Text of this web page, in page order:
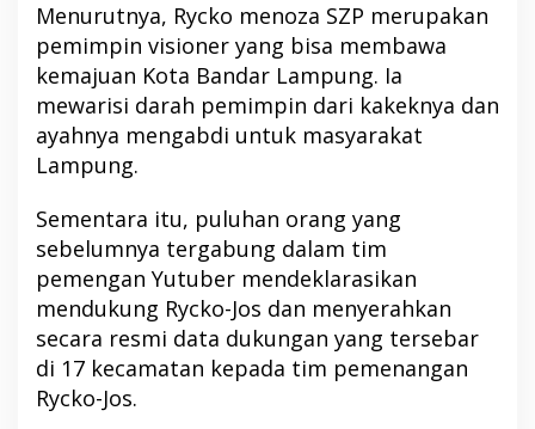
Menurutnya, Rycko menoza SZP merupakan
pemimpin visioner yang bisa membawa
kemajuan Kota Bandar Lampung. Ia
mewarisi darah pemimpin dari kakeknya dan
ayahnya mengabdi untuk masyarakat
Lampung.
Sementara itu, puluhan orang yang
sebelumnya tergabung dalam tim
pemengan Yutuber mendeklarasikan
mendukung Rycko-Jos dan menyerahkan
secara resmi data dukungan yang tersebar
di 17 kecamatan kepada tim pemenangan
Rycko-Jos.